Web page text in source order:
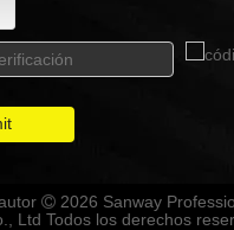
 2026 Sanway
Ltd Todos los derechos